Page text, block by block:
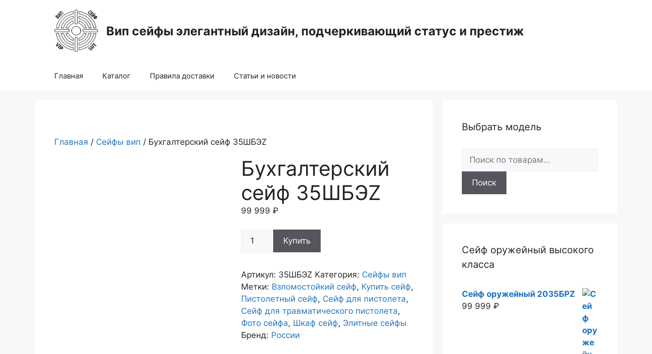
содержимому
Вип сейфы элегантный дизайн, подчеркивающий статус и престиж
Главная Каталог Правила доставки Статьи и новости
Главная / Сейфы вип / Бухгалтерский сейф 35ШБЭZ
Бухгалтерский
сейф 35ШБЭZ
99 999 ₽
товара
сейф
35ШБЭZ
Купить
Артикул: 35ШБЭZ Категория: Сейфы вип
Метки: Взломостойкий сейф, Купить сейф,
Пистолетный сейф, Сейф для пистолета,
Сейф для травматического пистолета,
Фото сейфа, Шкаф сейф, Элитные сейфы
Бренд: России
Выбрать модель
Искать:
Поиск
Сейф оружейный высокого
класса
Сейф оружейный 2035БРZ
99 999 ₽